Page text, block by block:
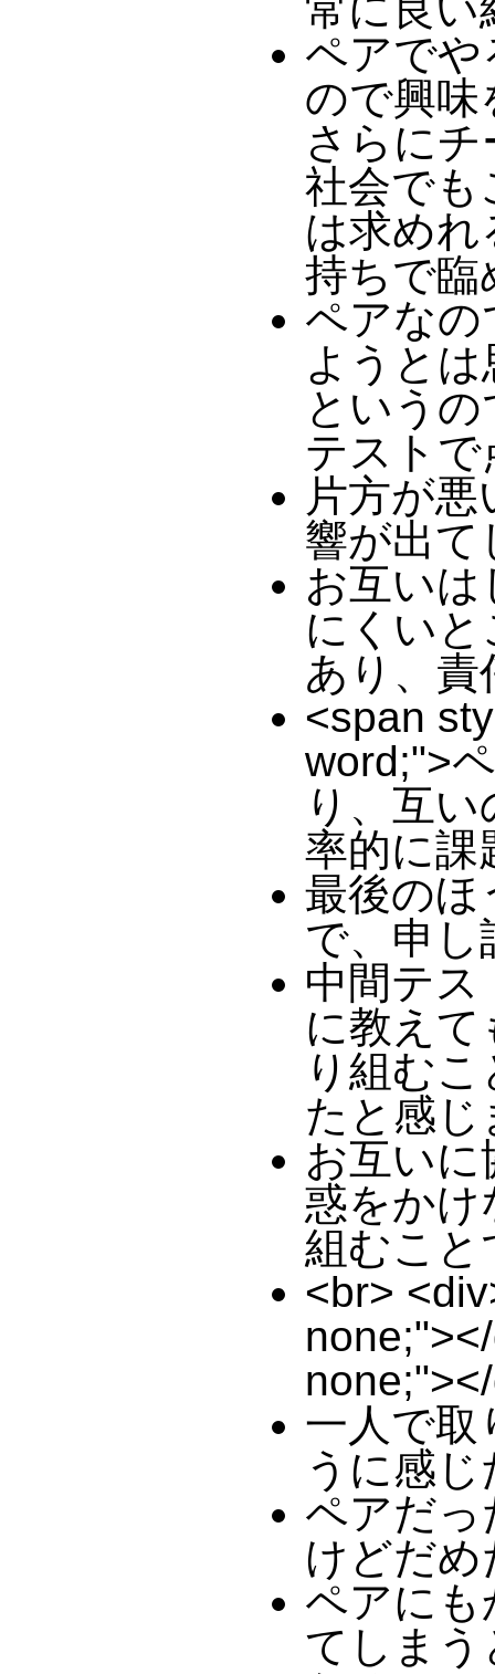
ペアでや
ので興味
さらに
社会でも
は求めれ
持ちで臨
ペアなの
ようと
という
テスト
片方が
響が出て
お互い
にくい
あり、責
<span
word;">
り、互
率的に課
最後のほ
で、申し
中間テス
に教え
り組む
たと感じ
お互い
惑をかけ
組むこと
<br>
一人で取
うに感じ
ペアだっ
けどだ
ペアにも
てしまう